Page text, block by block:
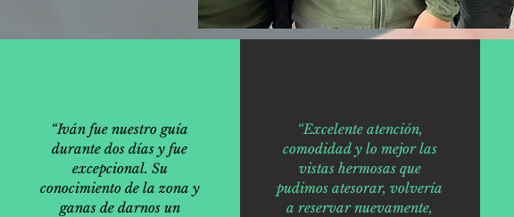
“Iván fue nuestro guía
durante dos días y fue
excepcional. Su
conocimiento de la zona y
ganas de darnos un
“Excelente atención,
comodidad y lo mejor las
vistas hermosas que
pudimos atesorar, volvería
a reservar nuevamente,